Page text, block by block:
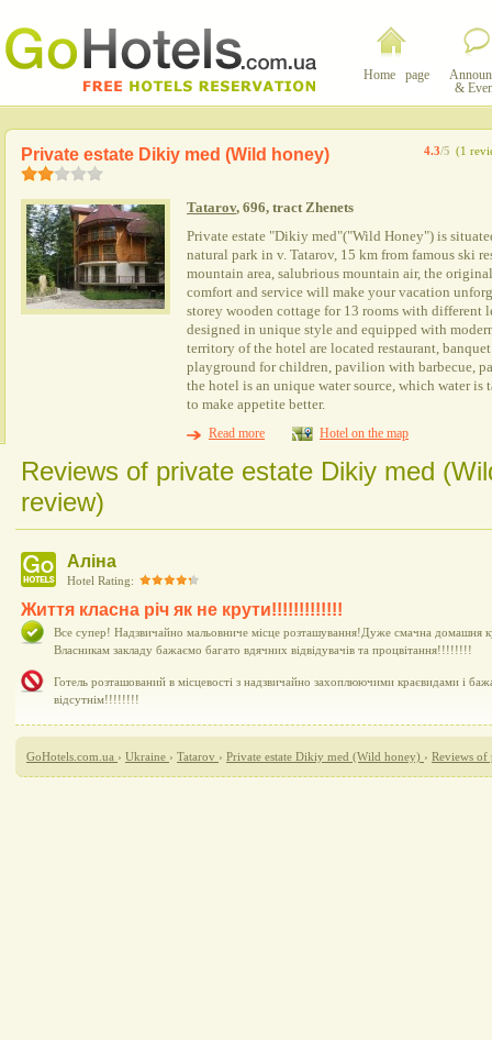
Home page
&
4.3/5 (1
Private estate Dikiy med (Wild honey)
Tatarov, 696, tract Zhenets
Private estate "Dikiy med"("Wild Honey") is
natural park in v. Tatarov, 15 km from famous ski
mountain area, salubrious mountain air, the
comfort and service will make your vacation
storey wooden cottage for 13 rooms with different
designed in unique style and equipped with
territory of the hotel are located restaurant,
playground for children, pavilion with barbecue,
the hotel is an unique water source, which water is
to make appetite better.
Read more
Hotel on the map
Reviews of private estate Dikiy med
review)
Аліна
Hotel Rating:
Життя класна річ як не крути!!!!!!!!!!!!!
Все супер! Надзвичайно мальовниче місце розташування!Дуже смачна домашня
Власникам закладу бажаємо багато вдячних відвідувачів та процвітання!!!!!!!!
Готель розташований в місцевості з надзвичайно захоплюючими краєвидами і
відсутнім!!!!!!!!
GoHotels.com.ua › Ukraine › Tatarov › Private estate Dikiy med (Wild honey) › Reviews of